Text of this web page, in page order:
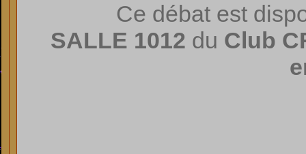
Ce débat est
SALLE 1012 du Club